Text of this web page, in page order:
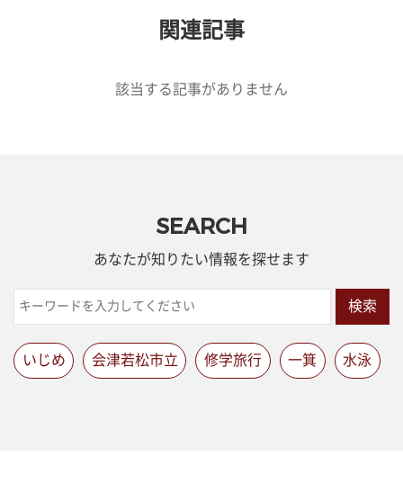
関連記事
該当する記事がありません
SEARCH
あなたが知りたい情報を探せます
検索
いじめ 会津若松市立 修学旅行 一箕 水泳